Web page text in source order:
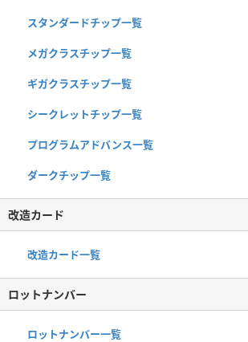
スタンダードチップ一覧
メガクラスチップ一覧
ギガクラスチップ一覧
シークレットチップ一覧
プログラムアドバンス一覧
ダークチップ一覧
改造カード
改造カード一覧
ロットナンバー
ロットナンバー一覧